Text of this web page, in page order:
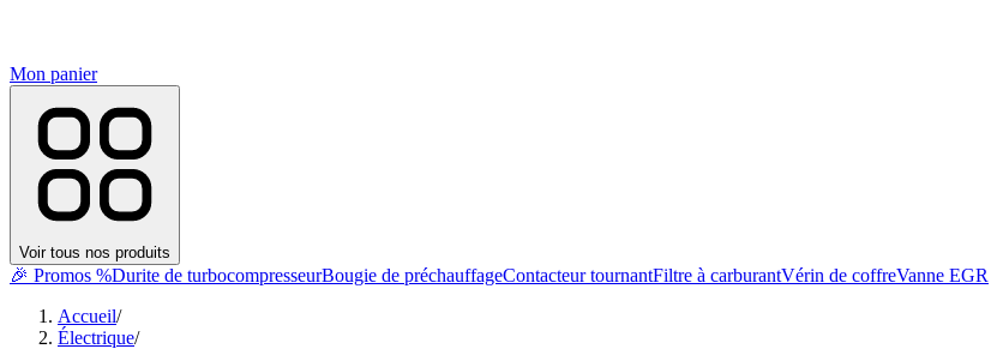
Mon panier
Voir tous nos produits
🎉 Promos %Durite de turbocompresseurBougie de préchauffageContacteur tournantFiltre à carburantVérin de coffreVanne EGR
Accueil/
Électrique/